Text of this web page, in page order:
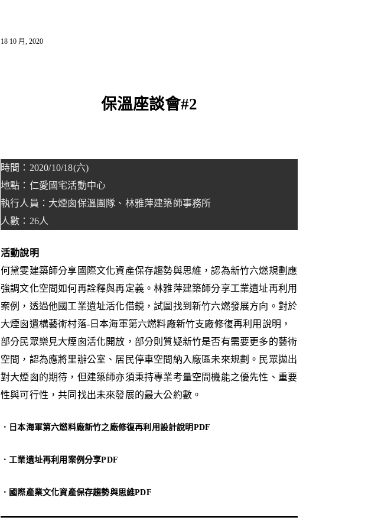
18 10 月, 2020
保溫座談會#2
時間：2020/10/18(六)
地點：仁愛國宅活動中心
執行人員：大煙囪保溫團隊、林雅萍建築師事務所
人數：26人
活動說明
何黛雯建築師分享國際文化資產保存趨勢與思維，認為新竹六燃規劃應
強調文化空間如何再詮釋與再定義。林雅萍建築師分享工業遺址再利用
案例，透過他國工業遺址活化借鏡，試圖找到新竹六燃發展方向。對於
大煙囪遺構藝術村落­­-日本海軍第六燃料廠新竹支廠修復再利用說明，
部分民眾樂見大煙囪活化開放，部分則質疑新竹是否有需要更多的藝術
空間，認為應將里辦公室、居民停車空間納入廠區未來規劃。民眾拋出
對大煙囪的期待，但建築師亦須秉持專業考量空間機能之優先性、重要
性與可行性，共同找出未來發展的最大公約數。
．日本海軍第六燃料廠新竹之廠修復再利用設計說明PDF
．工業遺址再利用案例分享PDF
．國際產業文化資產保存趨勢與思維PDF